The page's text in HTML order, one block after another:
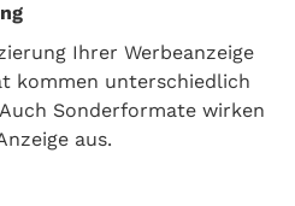
Ihrer Werbeanzeige
kommen unterschiedlich
Sonderformate wirken
aus.